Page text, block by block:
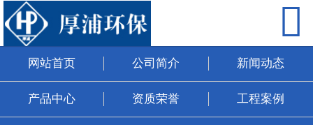

网站首页 公司简介 新闻动态
产品中心 资质荣誉 工程案例